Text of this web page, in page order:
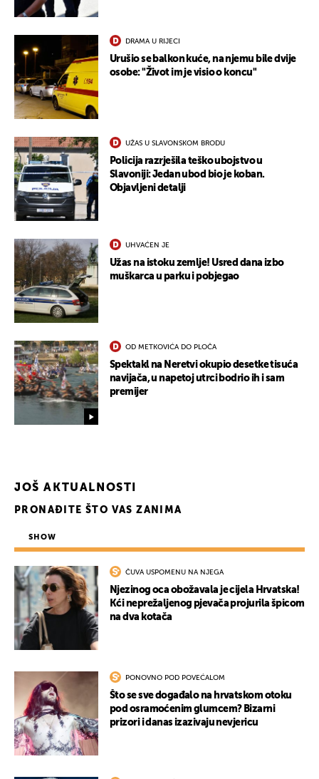
DRAMA U RIJECI
Urušio se balkon kuće, na njemu bile dvije
osobe: "Život im je visio o koncu"
UŽAS U SLAVONSKOM BRODU
Policija razrješila teško ubojstvo u
Slavoniji: Jedan ubod bio je koban.
Objavljeni detalji
UHVAĆEN JE
Užas na istoku zemlje! Usred dana izbo
muškarca u parku i pobjegao
OD METKOVIĆA DO PLOČA
Spektakl na Neretvi okupio desetke tisuća
navijača, u napetoj utrci bodrio ih i sam
premijer
JOŠ AKTUALNOSTI
PRONAĐITE ŠTO VAS ZANIMA
SHOW
ČUVA USPOMENU NA NJEGA
Njezinog oca obožavala je cijela Hrvatska!
Kći neprežaljenog pjevača projurila špicom
na dva kotača
PONOVNO POD POVEĆALOM
Što se sve događalo na hrvatskom otoku
pod osramoćenim glumcem? Bizarni
prizori i danas izazivaju nevjericu
UKLJUČITE NOTIFIKACIJE